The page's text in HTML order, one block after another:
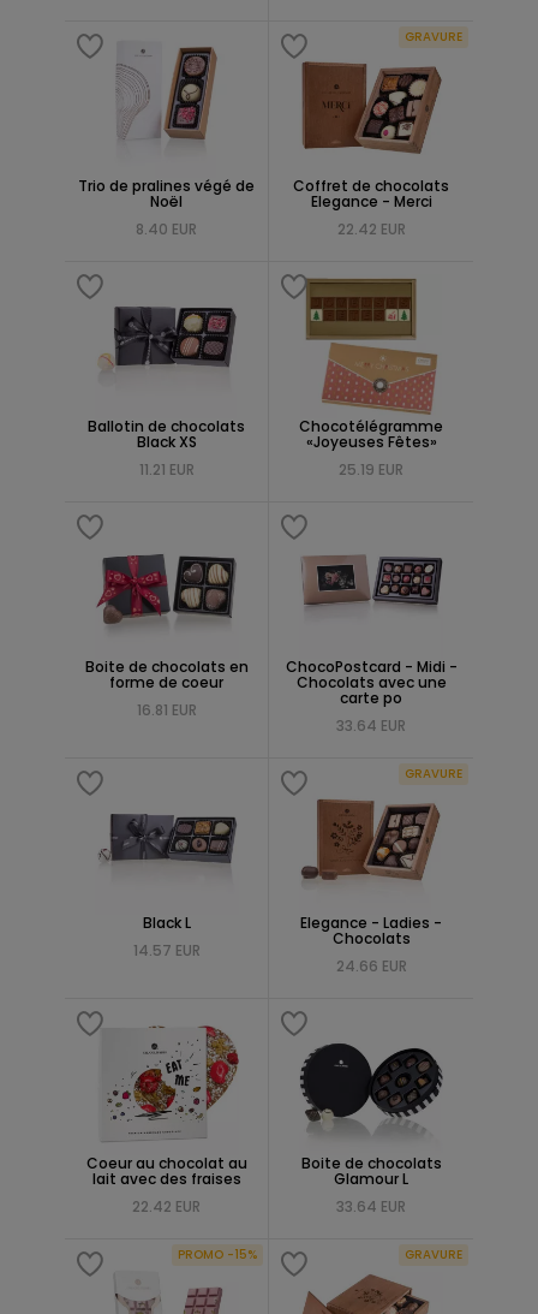
Trio de pralines végé de
Noël
8.40 EUR
GRAVURE
Coffret de chocolats
Elegance - Merci
22.42 EUR
Ballotin de chocolats
Black XS
11.21 EUR
Chocotélégramme
«Joyeuses Fêtes»
25.19 EUR
Boite de chocolats en
forme de coeur
16.81 EUR
ChocoPostcard - Midi -
Chocolats avec une
carte po
33.64 EUR
Black L
14.57 EUR
GRAVURE
Elegance - Ladies -
Chocolats
24.66 EUR
Coeur au chocolat au
lait avec des fraises
22.42 EUR
Boite de chocolats
Glamour L
33.64 EUR
PROMO -15% GRAVURE